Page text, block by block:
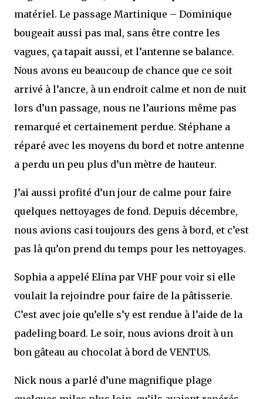
matériel. Le passage Martinique – Dominique
bougeait aussi pas mal, sans être contre les
vagues, ça tapait aussi, et l’antenne se balance.
Nous avons eu beaucoup de chance que ce soit
arrivé à l’ancre, à un endroit calme et non de nuit
lors d’un passage, nous ne l’aurions même pas
remarqué et certainement perdue. Stéphane a
réparé avec les moyens du bord et notre antenne
a perdu un peu plus d’un mètre de hauteur.
J’ai aussi profité d’un jour de calme pour faire
quelques nettoyages de fond. Depuis décembre,
nous avions casi toujours des gens à bord, et c’est
pas là qu’on prend du temps pour les nettoyages.
Sophia a appelé Elina par VHF pour voir si elle
voulait la rejoindre pour faire de la pâtisserie.
C’est avec joie qu’elle s’y est rendue à l’aide de la
padeling board. Le soir, nous avions droit à un
bon gâteau au chocolat à bord de VENTUS.
Nick nous a parlé d’une magnifique plage